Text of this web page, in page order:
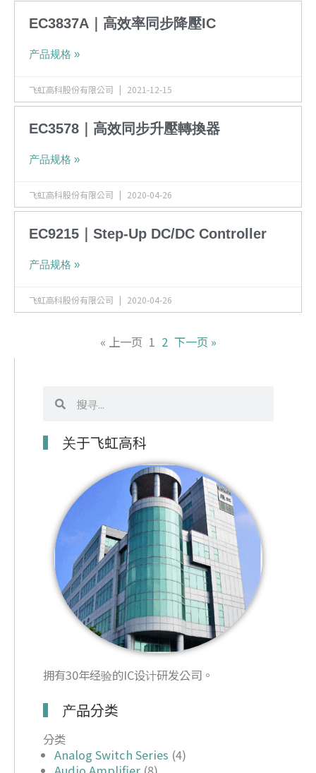
EC3837A｜高效率同步降壓IC
产品规格 »
飞虹高科股份有限公司 2021-12-15
EC3578｜高效同步升壓轉換器
产品规格 »
飞虹高科股份有限公司 2020-04-26
EC9215｜Step-Up DC/DC Controller
产品规格 »
飞虹高科股份有限公司 2020-04-26
« 上一页 1 2 下一页 »
寻
关于飞虹高科
拥有30年经验的IC设计研发公司。
产品分类
分类
Analog Switch Series (4)